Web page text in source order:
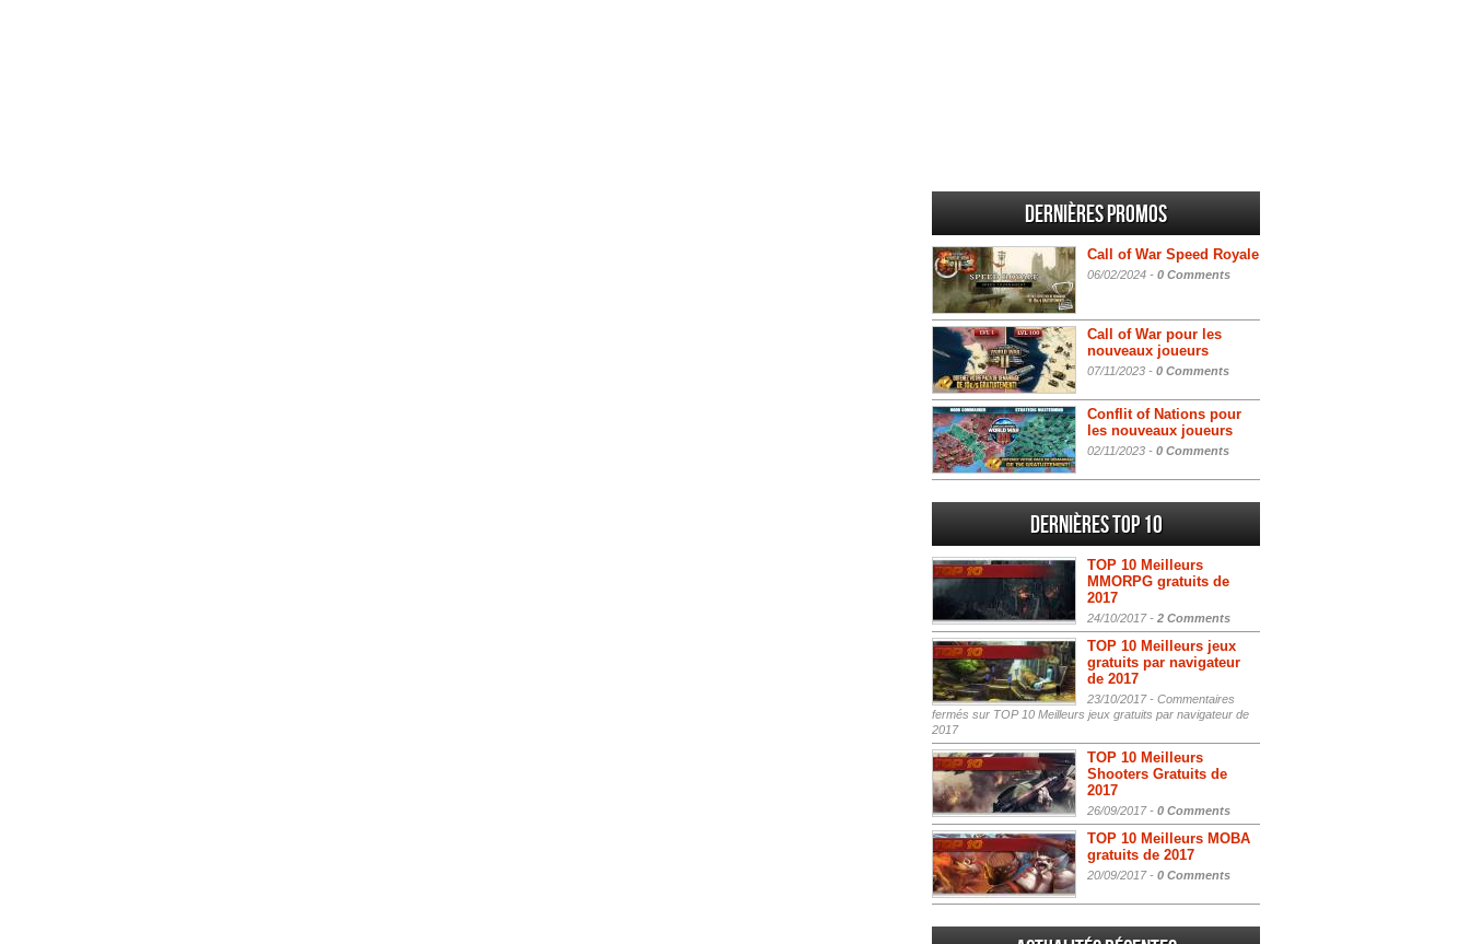
Dernières promos
Call of War Speed Royale
06/02/2024 - 0 Comments
Call of War pour les
nouveaux joueurs
07/11/2023 - 0 Comments
Conflit of Nations pour
les nouveaux joueurs
02/11/2023 - 0 Comments
Dernières Top 10
TOP 10 Meilleurs
MMORPG gratuits de
2017
24/10/2017 - 2 Comments
TOP 10 Meilleurs jeux
gratuits par navigateur
de 2017
23/10/2017 - Commentaires
fermés sur TOP 10 Meilleurs jeux gratuits par navigateur de
2017
TOP 10 Meilleurs
Shooters Gratuits de
2017
26/09/2017 - 0 Comments
TOP 10 Meilleurs MOBA
gratuits de 2017
20/09/2017 - 0 Comments